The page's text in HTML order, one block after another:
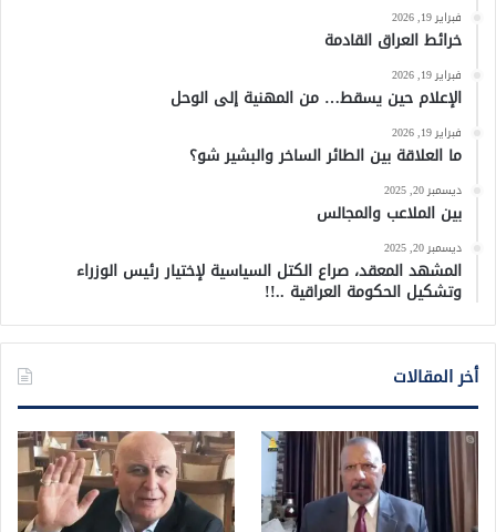
فبراير 19, 2026
خرائط العراق القادمة
فبراير 19, 2026
الإعلام حين يسقط… من المهنية إلى الوحل
فبراير 19, 2026
ما العلاقة بين الطائر الساخر والبشير شو؟
ديسمبر 20, 2025
بين الملاعب والمجالس
ديسمبر 20, 2025
المشهد المعقد، صراع الكتل السياسية لإختيار رئيس الوزراء
وتشكيل الحكومة العراقية ..!!
أخر المقالات